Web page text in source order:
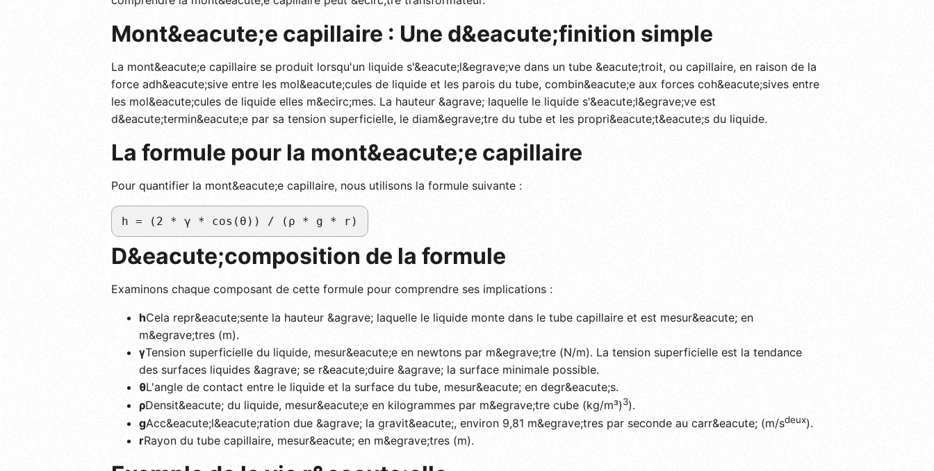
Mont&eacute;e capillaire : Une d&eacute;finition simple
La mont&eacute;e capillaire se produit lorsqu'un liquide s'&eacute;l&egrave;ve dans un tube &eacute;troit, ou capillaire, en raison de la
force adh&eacute;sive entre les mol&eacute;cules de liquide et les parois du tube, combin&eacute;e aux forces coh&eacute;sives entre
les mol&eacute;cules de liquide elles m&ecirc;mes. La hauteur &agrave; laquelle le liquide s'&eacute;l&egrave;ve est
d&eacute;termin&eacute;e par sa tension superficielle, le diam&egrave;tre du tube et les propri&eacute;t&eacute;s du liquide.
La formule pour la mont&eacute;e capillaire
Pour quantifier la mont&eacute;e capillaire, nous utilisons la formule suivante :
h = (2 * γ * cos(θ)) / (ρ * g * r)
D&eacute;composition de la formule
Examinons chaque composant de cette formule pour comprendre ses implications :
hCela repr&eacute;sente la hauteur &agrave; laquelle le liquide monte dans le tube capillaire et est mesur&eacute; en
m&egrave;tres (m).
γTension superficielle du liquide, mesur&eacute;e en newtons par m&egrave;tre (N/m). La tension superficielle est la tendance
des surfaces liquides &agrave; se r&eacute;duire &agrave; la surface minimale possible.
θL'angle de contact entre le liquide et la surface du tube, mesur&eacute; en degr&eacute;s.
ρDensit&eacute; du liquide, mesur&eacute;e en kilogrammes par m&egrave;tre cube (kg/m³)3).
gAcc&eacute;l&eacute;ration due &agrave; la gravit&eacute;, environ 9,81 m&egrave;tres par seconde au carr&eacute; (m/sdeux).
rRayon du tube capillaire, mesur&eacute; en m&egrave;tres (m).